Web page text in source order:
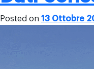
Posted on 13 Ottobre